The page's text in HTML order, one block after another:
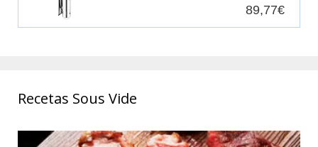
Circulador, Máquina de Cocción al
Recetario
89,77€
Recetas Sous Vide